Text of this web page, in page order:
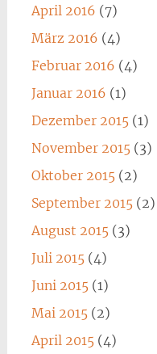
April 2016 (7)
März 2016 (4)
Februar 2016 (4)
Januar 2016 (1)
Dezember 2015(1)
November 2015(3)
Oktober 2015(2)
September 2015(2)
August 2015(3)
Juli 2015(4)
Juni 2015(1)
Mai 2015(2)
April 2015(4)